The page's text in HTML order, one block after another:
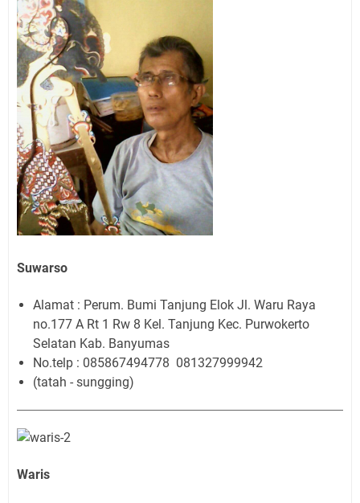
Suwarso
Alamat : Perum. Bumi Tanjung Elok Jl. Waru Raya
no.177 A Rt 1 Rw 8 Kel. Tanjung Kec. Purwokerto
Selatan Kab. Banyumas
No.telp : 085867494778 081327999942
(tatah - sungging)
Waris